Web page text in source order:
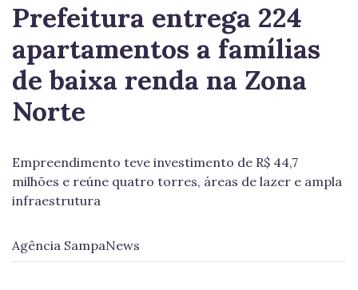
Prefeitura entrega 224
apartamentos a famílias
de baixa renda na Zona
Norte
Empreendimento teve investimento de R$ 44,7
milhões e reúne quatro torres, áreas de lazer e ampla
infraestrutura
Agência SampaNews